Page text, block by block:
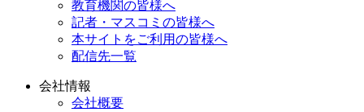
教育機関の皆様へ
記者・マスコミの皆様へ
本サイトをご利用の皆様へ
配信先一覧
会社情報
会社概要